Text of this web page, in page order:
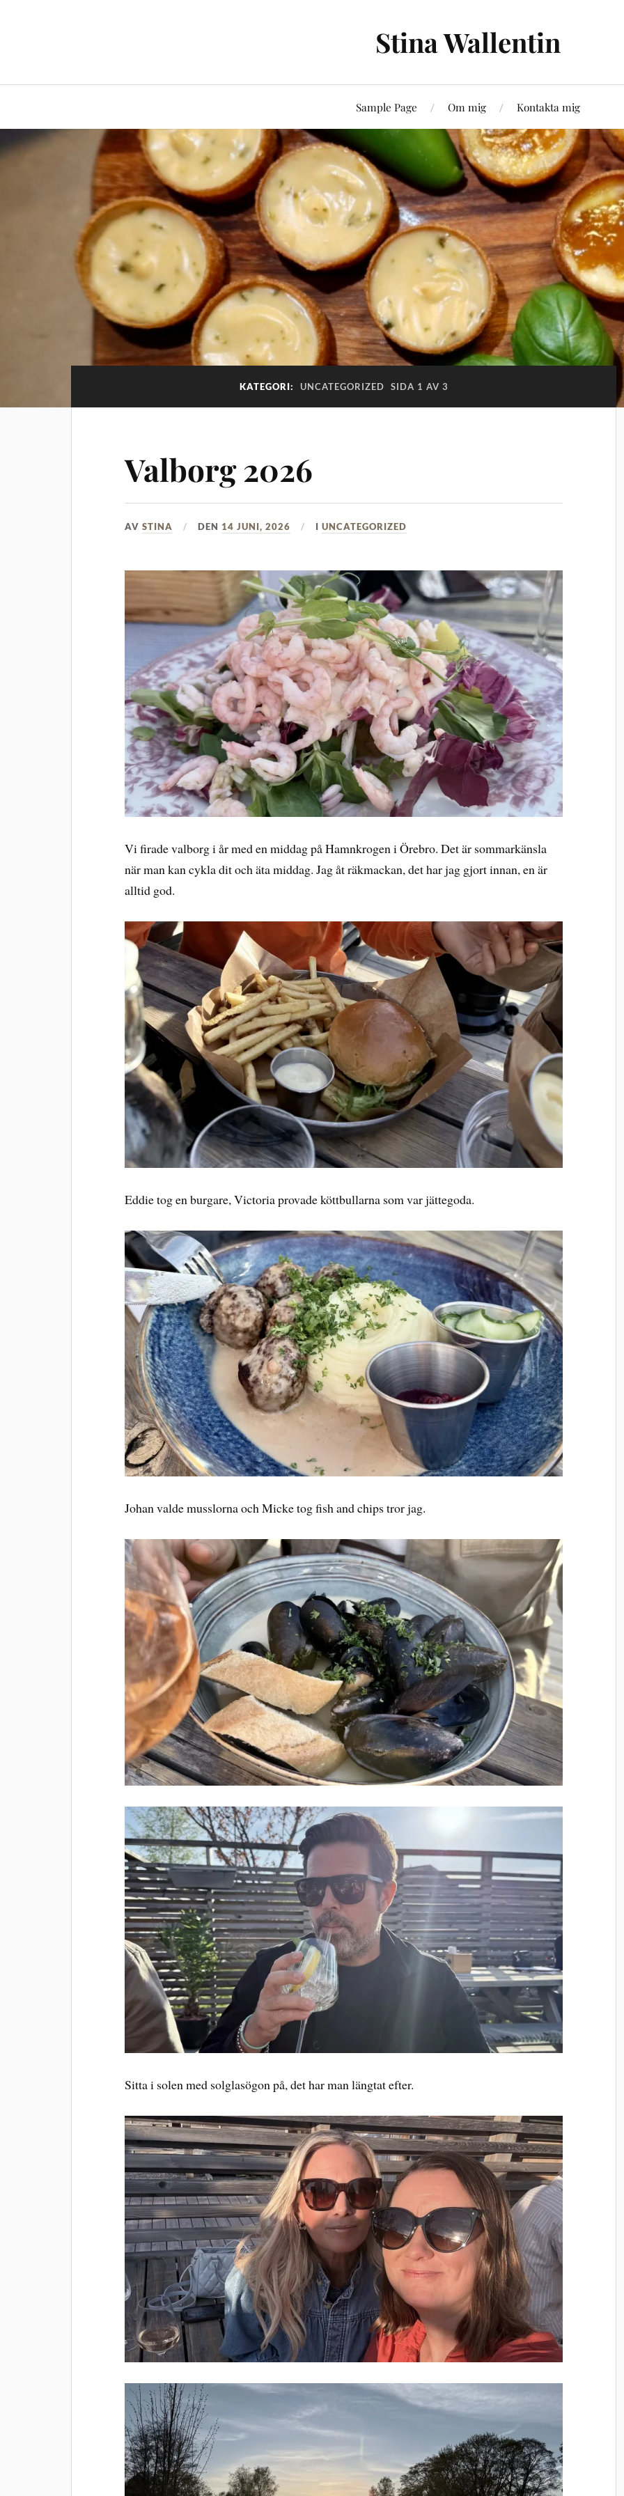
Stina Wallentin
Sample Page Om mig Kontakta mig
KATEGORI: UNCATEGORIZED SIDA 1 AV 3
Valborg 2026
AVSTINA DEN 14 JUNI, 2026 IUNCATEGORIZED
Vi firade valborg i år med en middag på Hamnkrogen i Örebro. Det är sommarkänsla
när man kan cykla dit och äta middag. Jag åt räkmackan, det har jag gjort innan, en är
alltid god.
Eddie tog en burgare, Victoria provade köttbullarna som var jättegoda.
Johan valde musslorna och Micke tog fish and chips tror jag.
Sitta i solen med solglasögon på, det har man längtat efter.